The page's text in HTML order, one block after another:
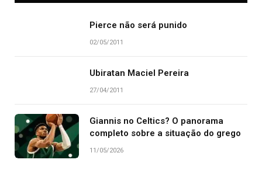
Pierce não será punido
02/05/2011
Ubiratan Maciel Pereira
27/04/2011
Giannis no Celtics? O panorama
completo sobre a situação do grego
11/05/2026